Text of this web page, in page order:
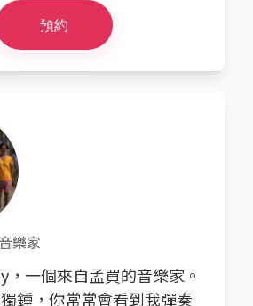
預約
音樂家
，一個來自孟買的音樂家。
鍾，你常常會看到我彈奏